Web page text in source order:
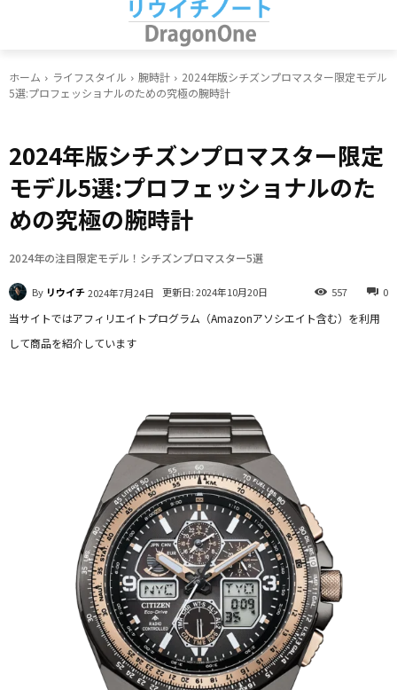
ホーム ライフスタイル 腕時計
2024年版シチズンプロマスター限定モデル
5選:プロフェッショナルのための究極の腕時計
2024年版シチズンプロマスター限定
モデル5選:プロフェッショナルのた
めの究極の腕時計
2024年の注目限定モデル！シチズンプロマスター5選
By リウイチ2024年7月24日 更新日:2024年10月20日 0
557
当サイトではアフィリエイトプログラム（Amazonアソシエイト含む）を利用
して商品を紹介しています